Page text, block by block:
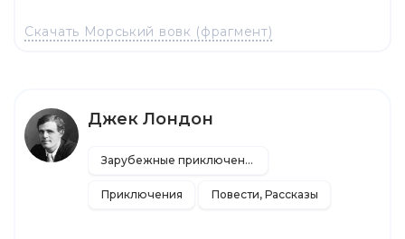
Скачать Морський вовк (фрагмент)
Джек Лондон
Зарубежные приключения
Приключения Повести, Рассказы